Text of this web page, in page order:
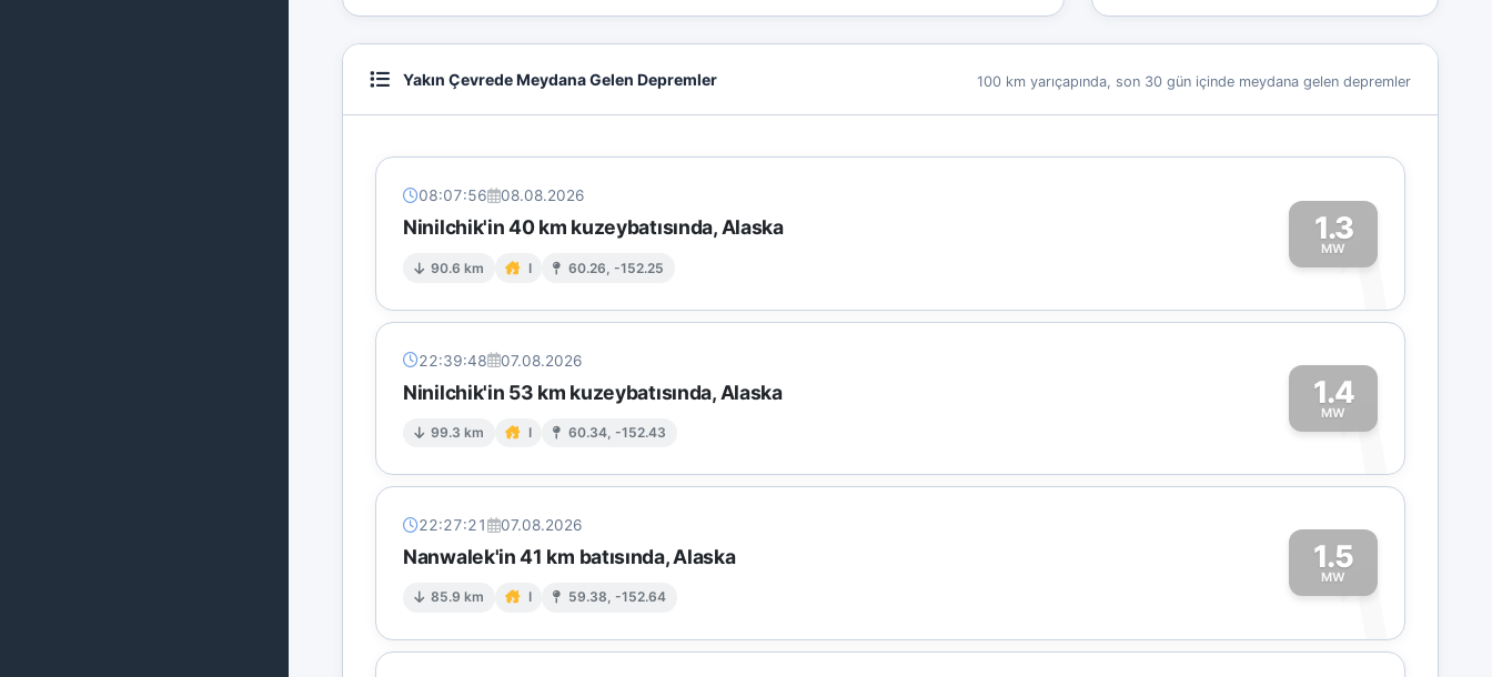
Yakın Çevrede Meydana Gelen Depremler 100 km yarıçapında, son 30 gün içinde meydana gelen depremler
08:07:56 08.08.2026
Ninilchik'in 40 km kuzeybatısında, Alaska
90.6 km I 60.26, -152.25
1.3
MW
1
22:39:48 07.08.2026
Ninilchik'in 53 km kuzeybatısında, Alaska
99.3 km I 60.34, -152.43
1.4
MW
1
22:27:21 07.08.2026
Nanwalek'in 41 km batısında, Alaska
85.9 km I 59.38, -152.64
1.5
MW
1